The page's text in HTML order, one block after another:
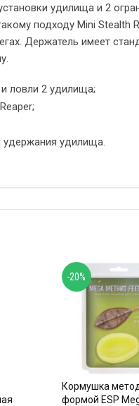
удилища и 2
подходу Mini Stealth
Держатель имеет
ловли 2 удилища;
удержания удилища.
Кормушка
формой ESP
-20%